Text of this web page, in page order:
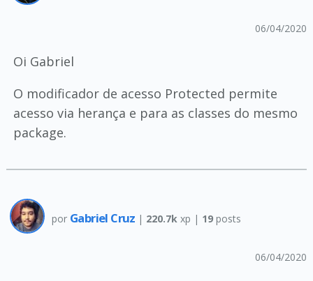
06/04/2020
Oi Gabriel
O modificador de acesso Protected permite
acesso via herança e para as classes do mesmo
package.
por Gabriel Cruz | 220.7k xp | 19 posts
06/04/2020